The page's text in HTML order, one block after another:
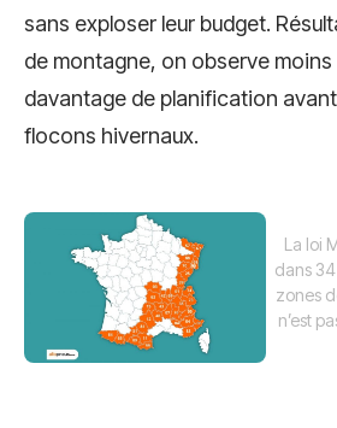
sans exploser leur budget.
de montagne, on observe
davantage de planification
flocons hivernaux.
La loi
dans
zones
n’est